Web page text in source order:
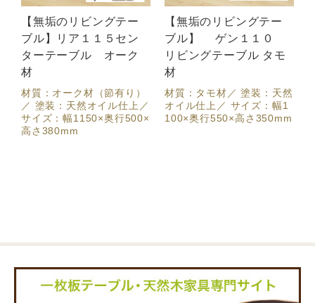
【無垢のリビングテー
ブル】リア１１５セン
ターテーブル オーク
材
材質：オーク材（節有り）
／ 塗装：天然オイル仕上／
サイズ：幅1150×奥行500×
高さ380mm
【無垢のリビングテー
ブル】 ゲン１１０
リビングテーブル タモ
材
材質：タモ材／ 塗装：天然
オイル仕上／ サイズ：幅1
100×奥行550×高さ350mm